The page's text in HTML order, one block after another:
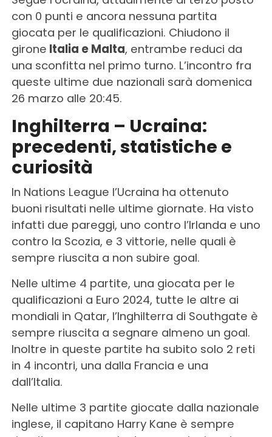
con 0 punti e ancora nessuna partita
giocata per le qualificazioni. Chiudono il
girone Italia e Malta, entrambe reduci da
una sconfitta nel primo turno. L’incontro fra
queste ultime due nazionali sarà domenica
26 marzo alle 20:45.
Inghilterra – Ucraina:
precedenti, statistiche e
curiosità
In Nations League l’Ucraina ha ottenuto
buoni risultati nelle ultime giornate. Ha visto
infatti due pareggi, uno contro l’Irlanda e uno
contro la Scozia, e 3 vittorie, nelle quali è
sempre riuscita a non subire goal.
Nelle ultime 4 partite, una giocata per le
qualificazioni a Euro 2024, tutte le altre ai
mondiali in Qatar, l’Inghilterra di Southgate è
sempre riuscita a segnare almeno un goal.
Inoltre in queste partite ha subito solo 2 reti
in 4 incontri, una dalla Francia e una
dall’Italia.
Nelle ultime 3 partite giocate dalla nazionale
inglese, il capitano Harry Kane è sempre